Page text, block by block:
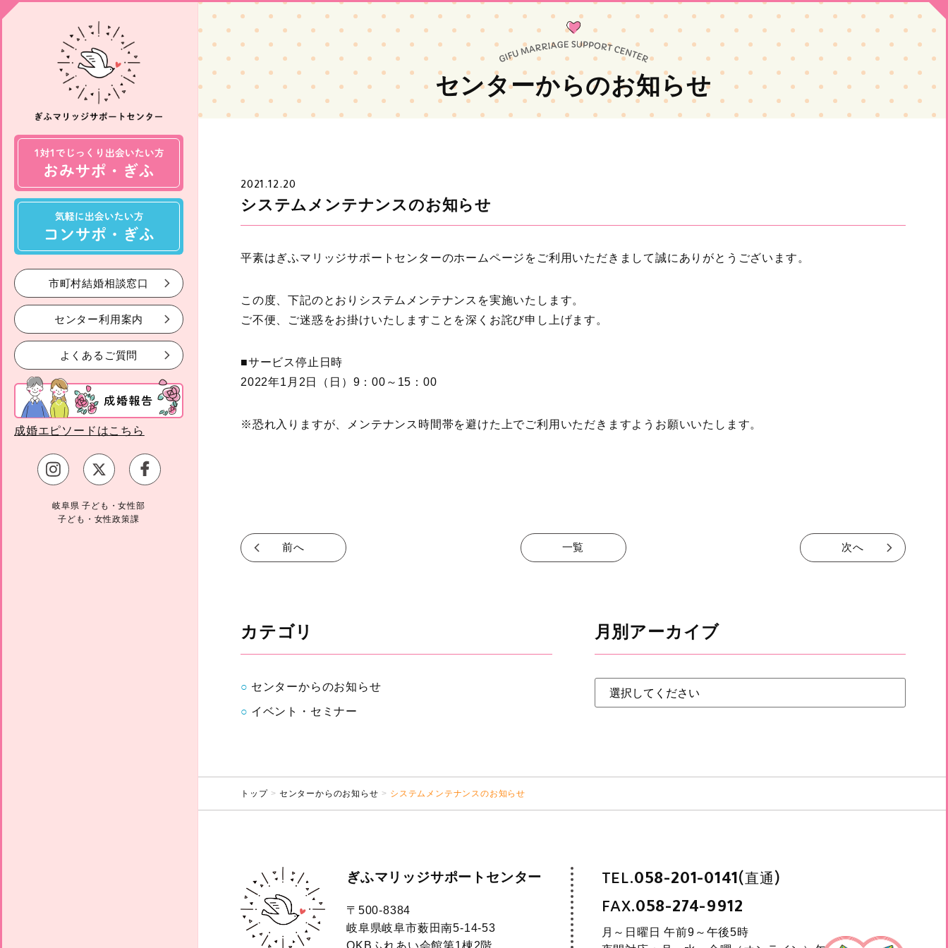
市町村結婚相談窓口
センター利用案内
よくあるご質問
成婚エピソードはこちら
岐阜県 子ども・女性部
子ども・女性政策課
センターからのお知らせ
2021.12.20
システムメンテナンスのお知らせ
平素はぎふマリッジサポートセンターのホームページをご利用いただきまして誠にありがとうございます。
この度、下記のとおりシステムメンテナンスを実施いたします。
ご不便、ご迷惑をお掛けいたしますことを深くお詫び申し上げます。
■サービス停止日時
2022年1月2日（日）9：00～15：00
※恐れ入りますが、メンテナンス時間帯を避けた上でご利用いただきますようお願いいたします。
前へ 一覧 次へ
カテゴリ
センターからのお知らせ
イベント・セミナー
月別アーカイブ
トップ センターからのお知らせ システムメンテナンスのお知らせ
ぎふマリッジサポートセンター
〒500-8384
岐阜県岐阜市薮田南5-14-53
TEL.058-201-0141(直通)
FAX.058-274-9912
月～日曜日 午前9～午後5時